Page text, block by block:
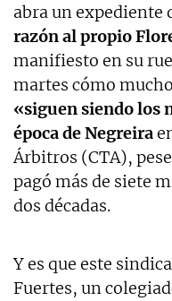
abra un
razón al propio
manifiesto en su
martes cómo
«siguen siendo los
época de Negreira
Árbitros (CTA),
pagó más de siete
dos décadas.
Y es que este
Fuertes, un